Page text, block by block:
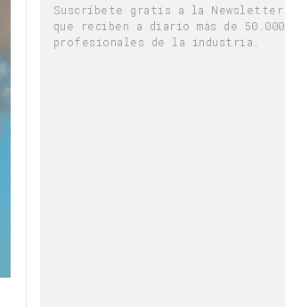
Suscríbete gratis a la Newsletter
que reciben a diario más de 50.000
profesionales de la industria.